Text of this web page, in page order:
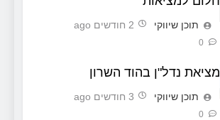
תוכן שיווקי 2 חודשים ago
0
מציאת נדל"ן בהוד השרון
תוכן שיווקי 3 חודשים ago
0